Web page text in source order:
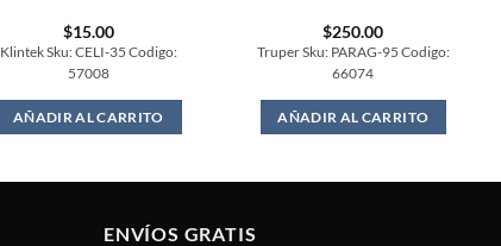
$15.00
Klintek Sku: CELI-35 Codigo:
57008
AÑADIR AL CARRITO
$250.00
Truper Sku: PARAG-95 Codigo:
66074
AÑADIR AL CARRITO
ENVÍOS GRATIS